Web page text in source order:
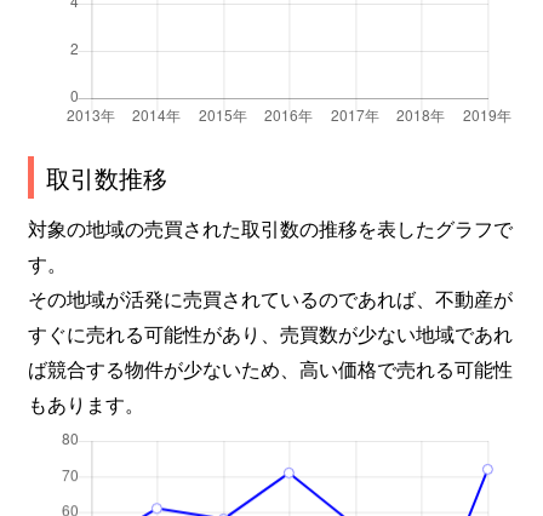
取引数推移
対象の地域の売買された取引数の推移を表したグラフで
す。
その地域が活発に売買されているのであれば、不動産が
すぐに売れる可能性があり、売買数が少ない地域であれ
ば競合する物件が少ないため、高い価格で売れる可能性
もあります。